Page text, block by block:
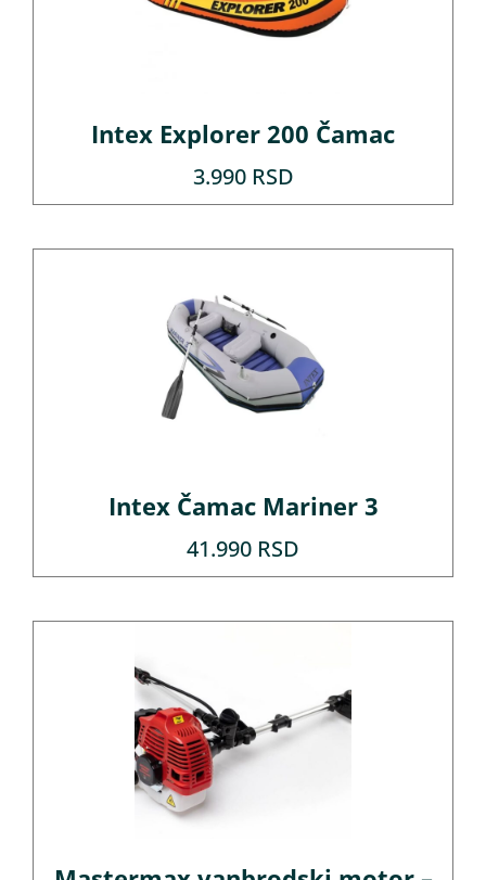
Intex Explorer 200 Čamac
3.990 RSD
Intex Čamac Mariner 3
41.990 RSD